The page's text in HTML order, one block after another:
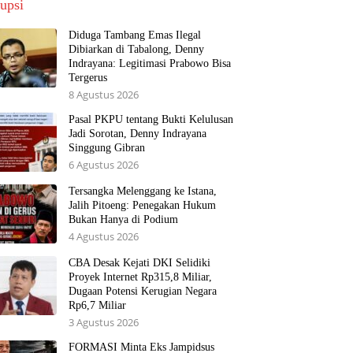
Diduga Tambang Emas Ilegal
Dibiarkan di Tabalong, Denny
Indrayana: Legitimasi Prabowo Bisa
Tergerus
8 Agustus 2026
Pasal PKPU tentang Bukti Kelulusan
Jadi Sorotan, Denny Indrayana
Singgung Gibran
6 Agustus 2026
Tersangka Melenggang ke Istana,
Jalih Pitoeng: Penegakan Hukum
Bukan Hanya di Podium
4 Agustus 2026
CBA Desak Kejati DKI Selidiki
Proyek Internet Rp315,8 Miliar,
Dugaan Potensi Kerugian Negara
Rp6,7 Miliar
3 Agustus 2026
FORMASI Minta Eks Jampidsus